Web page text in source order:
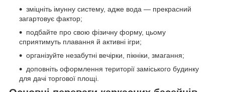
зміцніть імунну систему, адже вода — прекрасний
загартовує фактор;
подбайте про свою фізичну форму, цьому
сприятимуть плавання й активні ігри;
організуйте незабутні вечірки, пікніки, змагання;
доповніть оформлення території заміського будинку
для дачі торгової площі.